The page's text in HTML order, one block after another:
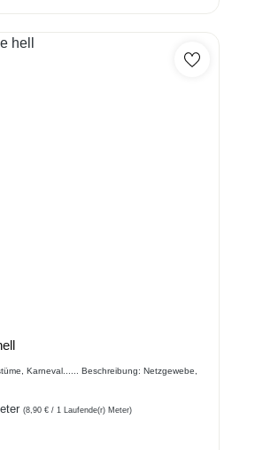
von 0 von 5 Sternen
Karneval...... Beschreibung: Netzgewebe,
(8,90 € / 1 Laufende(r) Meter)